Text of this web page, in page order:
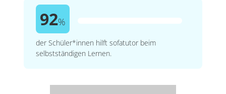
92%
der Schüler*innen hilft sofatutor beim
selbstständigen Lernen.